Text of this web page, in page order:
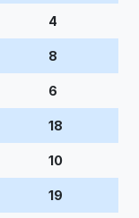
4
8
6
18
10
19